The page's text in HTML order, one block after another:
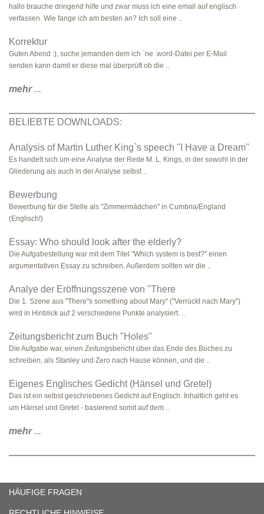
hallo brauche dringend hilfe und zwar muss ich eine email auf englisch
verfassen. Wie fange ich am besten an? Ich soll eine ..
Korrektur
Guten Abend :), suche jemanden dem ich `ne .word-Datei per E-Mail
senden kann damit er diese mal überprüft ob die ..
mehr...
BELIEBTE DOWNLOADS:
Analysis of Martin Luther King`s speech "I Have a Dream"
Es handelt sich um eine Analyse der Rede M. L. Kings, in der sowohl in der
Gliederung als auch in der Analyse selbst ..
Bewerbung
Bewerbung für die Stelle als "Zimmermädchen" in Cumbria/England
(Englisch!)
Essay: Who should look after the elderly?
Die Aufgabestellung war mit dem Titel "Which system is best?" einen
argumentativen Essay zu schreiben. Außerdem sollten wir die ..
Analye der Eröffnungsszene von "There
Die 1. Szene aus "There"s something about Mary" ("Verrückt nach Mary")
wird in Hinblick auf 2 verschiedene Punkte analysiert. ..
Zeitungsbericht zum Buch "Holes"
Die Aufgabe war, einen Zeitungsbericht über das Ende des Buches zu
schreiben, als Stanley und Zero nach Hause können, und die ..
Eigenes Englisches Gedicht (Hänsel und Gretel)
Das ist ein selbst geschriebenes Gedicht auf Englisch. Inhaltlich geht es
um Hänsel und Gretel - basierend somit auf dem ..
mehr...
HÄUFIGE FRAGEN